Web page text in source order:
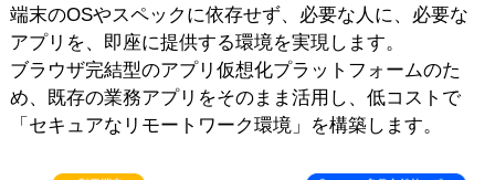
端末のOSやスペックに依存せず、必要な人に、必要な
アプリを、即座に提供する環境を実現します。
ブラウザ完結型のアプリ仮想化プラットフォームのた
め、
既存の業務アプリをそのまま活用し、低コストで
「セキュアなリモートワーク環境」を構築します。